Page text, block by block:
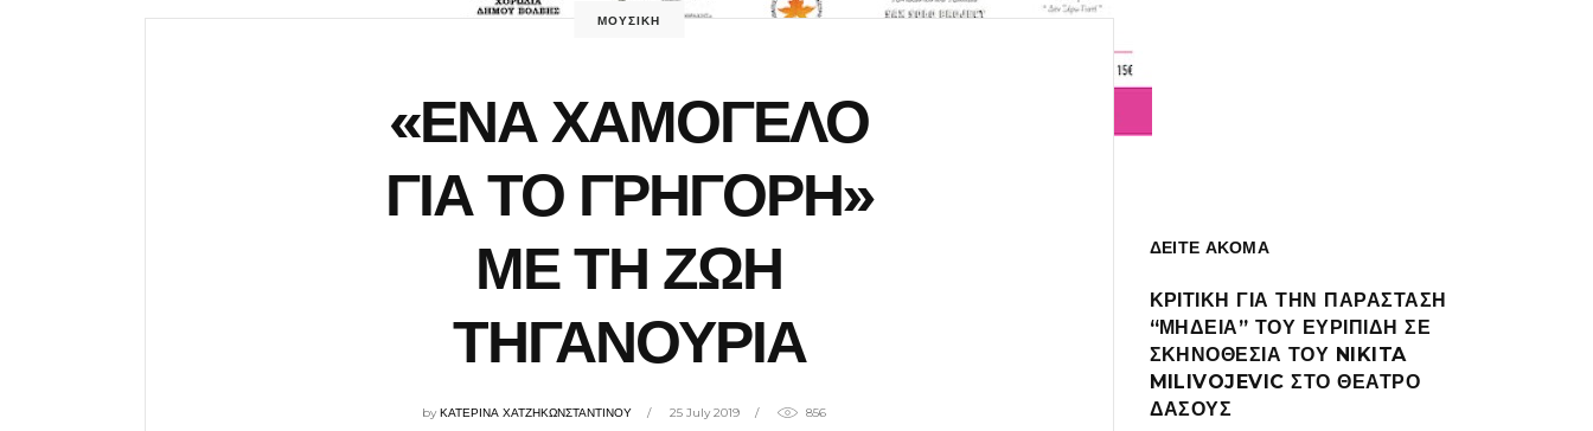
ΜΟΥΣΙΚΗ
«ΕΝΑ ΧΑΜΟΓΕΛΟ
ΓΙΑ ΤΟ ΓΡΗΓΟΡΗ»
ΜΕ ΤΗ ΖΩΗ
ΤΗΓΑΝΟΥΡΙΑ
byΚΑΤΕΡΙΝΑ ΧΑΤΖΗΚΩΝΣΤΑΝΤΙΝΟΥ 25 July 2019 856
ΔΕΙΤΕ ΑΚΟΜΑ
ΚΡΙΤΙΚΗ ΓΙΑ ΤΗΝ ΠΑΡΑΣΤΑΣΗ
“ΜΗΔΕΙΑ” ΤΟΥ ΕΥΡΙΠΙΔΗ ΣΕ
ΣΚΗΝΟΘΕΣΙΑ ΤΟΥ NIKITA
MILIVOJEVIC ΣΤΟ ΘΕΑΤΡΟ
ΔΑΣΟΥΣ